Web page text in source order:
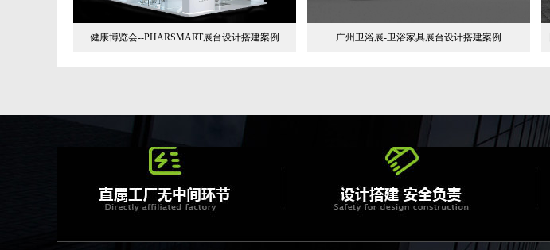
健康博览会--PHARSMART展台设计搭建案例 广州卫浴展-卫浴家具展台设计搭建案例